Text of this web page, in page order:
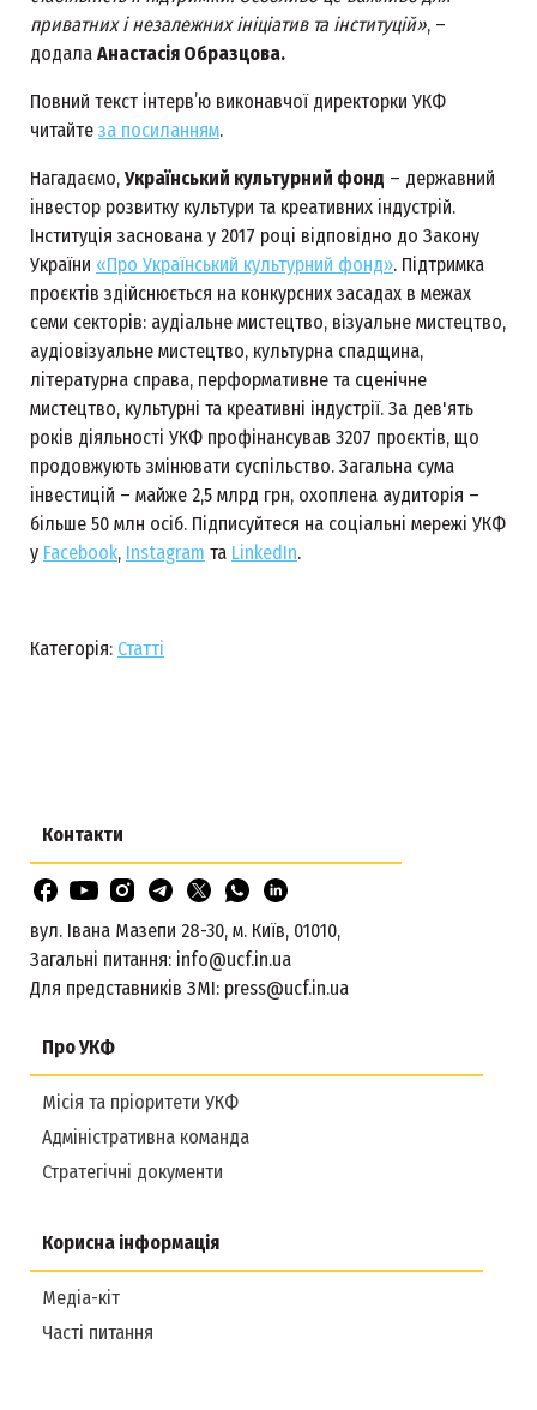
приватних і незалежних ініціатив та інституцій», –
додала Анастасія Образцова.
Повний текст інтерв’ю виконавчої директорки УКФ
читайте за посиланням.
Нагадаємо, Український культурний фонд – державний
інвестор розвитку культури та креативних індустрій.
Інституція заснована у 2017 році відповідно до Закону
України «Про Український культурний фонд». Підтримка
проєктів здійснюється на конкурсних засадах в межах
семи секторів: аудіальне мистецтво, візуальне мистецтво,
аудіовізуальне мистецтво, культурна спадщина,
літературна справа, перформативне та сценічне
мистецтво, культурні та креативні індустрії. За дев'ять
років діяльності УКФ профінансував 3207 проєктів, що
продовжують змінювати суспільство. Загальна сума
інвестицій – майже 2,5 млрд грн, охоплена аудиторія –
більше 50 млн осіб. Підписуйтеся на соціальні мережі УКФ
у Facebook, Instagram та LinkedIn.
Категорія: Статті
Про УКФ
Місія та пріоритети УКФ
Адміністративна команда
Стратегічні документи
Корисна інформація
Медіа-кіт
Часті питання
Контакти
вул. Івана Мазепи 28-30, м. Київ, 01010,
Загальні питання: info@ucf.in.ua
Для представників ЗМІ: press@ucf.in.ua